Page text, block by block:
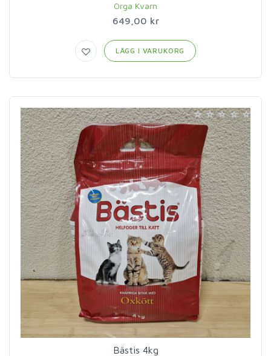
Orga Kvarn
649,00 kr
LÄGG I VARUKORG
Bästis 4kg